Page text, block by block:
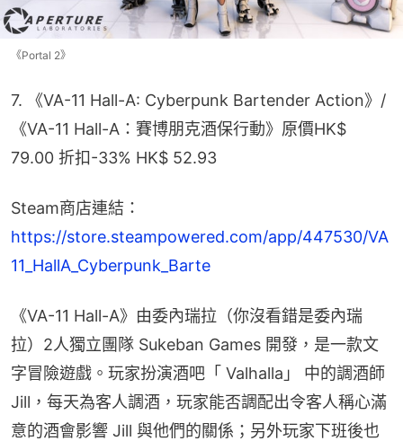
《Portal 2》
7. 《VA-11 Hall-A: Cyberpunk Bartender Action》/
《VA-11 Hall-A：賽博朋克酒保行動》原價HK$
79.00 折扣-33% HK$ 52.93
Steam商店連結：
https://store.steampowered.com/app/447530/VA
11_HallA_Cyberpunk_Barte
《VA-11 Hall-A》由委內瑞拉（你沒看錯是委內瑞
拉）2人獨立團隊 Sukeban Games 開發，是一款文
字冒險遊戲。玩家扮演酒吧「 Valhalla」 中的調酒師
Jill，每天為客人調酒，玩家能否調配出令客人稱心滿
意的酒會影響 Jill 與他們的關係；另外玩家下班後也